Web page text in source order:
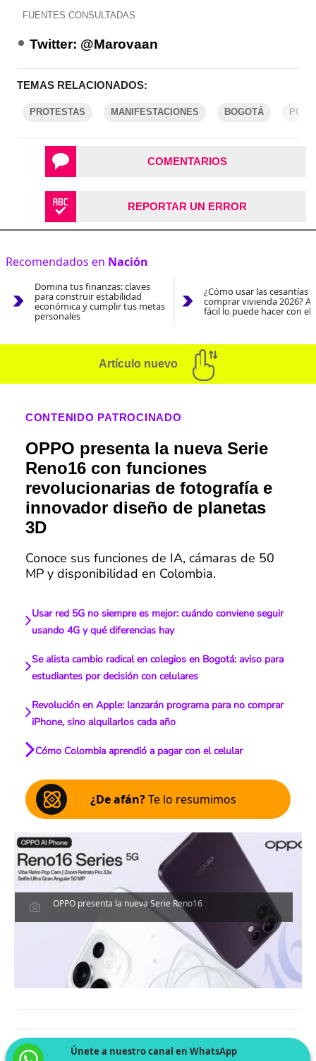
FUENTES CONSULTADAS
Twitter: @Marovaan
TEMAS RELACIONADOS:
PROTESTAS MANIFESTACIONES BOGOTÁ
COMENTARIOS
REPORTAR UN ERROR
Recomendados en Nación
Domina tus finanzas: claves
para construir estabilidad
económica y cumplir tus metas
personales
¿Cómo usar las cesantías
comprar vivienda 2026?
fácil lo puede hacer con el
Artículo nuevo
CONTENIDO PATROCINADO
OPPO presenta la nueva Serie
Reno16 con funciones
revolucionarias de fotografía e
innovador diseño de planetas
3D
Conoce sus funciones de IA, cámaras de 50
MP y disponibilidad en Colombia.
Usar red 5G no siempre es mejor: cuándo conviene seguir
usando 4G y qué diferencias hay
Se alista cambio radical en colegios en Bogotá: aviso para
estudiantes por decisión con celulares
Revolución en Apple: lanzarán programa para no comprar
iPhone, sino alquilarlos cada año
Cómo Colombia aprendió a pagar con el celular
¿De afán?Te lo resumimos
OPPO presenta la nueva Serie Reno16
Únete a nuestro canal en WhatsApp